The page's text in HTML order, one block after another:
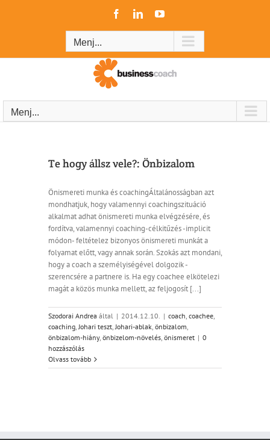
FacebookLinkedInYouTube
Menj...
Menj...
Te hogy állsz vele?: Önbizalom
Önismereti munka és coachingÁltalánosságban azt
mondhatjuk, hogy valamennyi coachingszituáció
alkalmat adhat önismereti munka elvégzésére, és
fordítva, valamennyi coaching-célkitűzés -implicit
módon- feltételez bizonyos önismereti munkát a
folyamat előtt, vagy annak során. Szokás azt mondani,
hogy a coach a személyiségével dolgozik -
szerencsére a partnere is. Ha egy coachee elkötelezi
magát a közös munka mellett, az feljogosít [...]
Szodorai Andrea által | 2014.12.10. | coach, coachee,
coaching,Johari teszt,Johari-ablak, önbizalom,
önbizalom-hiány, önbizelom-növelés, önismeret | 0
hozzászólás
Olvass tovább